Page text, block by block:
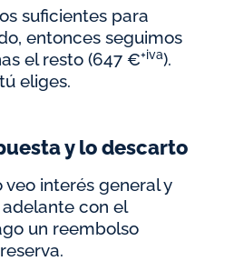
suficientes para
entonces seguimos
el resto (647 €+iva).
eliges.
y lo descarto
interés general y
con el
un reembolso